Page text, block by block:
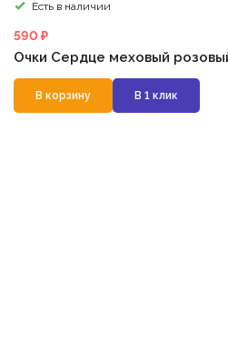
Есть в наличии
590 ₽
Очки Сердце меховый
В корзину В 1 клик